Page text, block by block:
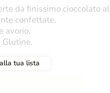
da finissimo cioccolato al
confettate.
avorio.
Glutine.
tua lista